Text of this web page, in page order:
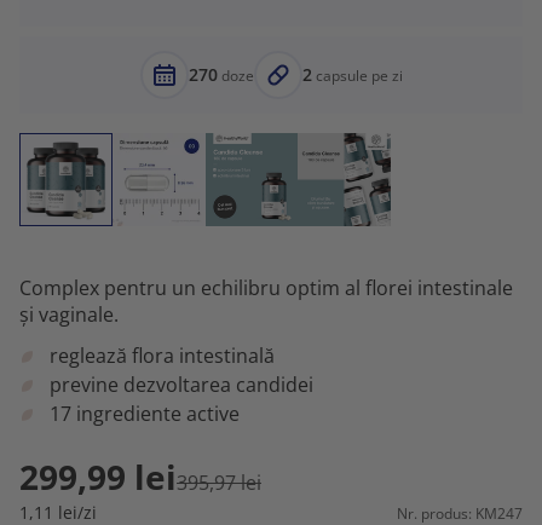
270doze 2capsule pe zi
Complex pentru un echilibru optim al florei intestinale
și vaginale.
reglează flora intestinală
previne dezvoltarea candidei
17 ingrediente active
299,99 lei395,97 lei
1,11 lei/zi
Nr. produs: KM247